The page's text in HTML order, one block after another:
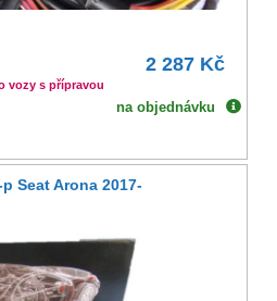
2 287 Kč
vozy s přípravou
na objednávku
Seat Arona 2017-